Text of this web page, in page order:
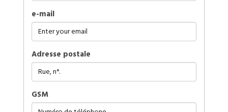
e-mail
Adresse postale
GSM